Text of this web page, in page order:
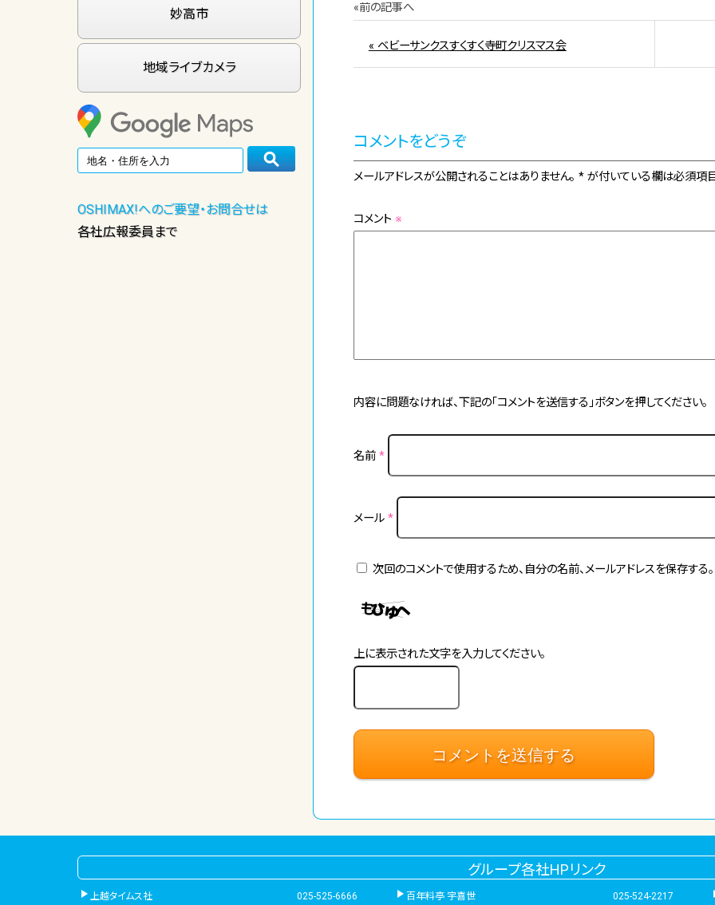
妙高市
地域ライブカメラ
OSHIMAX!へのご要望・お問合せは
各社広報委員まで
«前の記事へ
« ベビーサンクスすくすく寺町クリスマス会
コメントをどうぞ
メールアドレスが公開されることはありません。 * が付いている欄は必須項目
コメント ※
内容に問題なければ、下記の「コメントを送信する」ボタンを押してください。
名前 *
メール *
次回のコメントで使用するため、自分の名前、メールアドレスを保存する。
上に表示された文字を入力してください。
グループ各社HPリンク
上越タイムス社 025-525-6666 百年料亭 宇喜世 025-524-2217